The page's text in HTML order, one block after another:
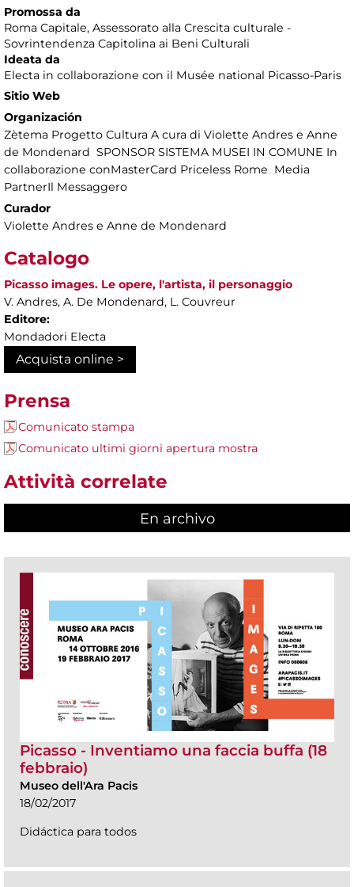
Promossa da
Roma Capitale, Assessorato alla Crescita culturale -
Sovrintendenza Capitolina ai Beni Culturali
Ideata da
Electa in collaborazione con il Musée national Picasso-Paris
Sitio Web
Organización
Zètema Progetto Cultura A cura di Violette Andres e Anne
de Mondenard SPONSOR SISTEMA MUSEI IN COMUNE In
collaborazione conMasterCard Priceless Rome Media
PartnerIl Messaggero
Curador
Violette Andres e Anne de Mondenard
Catalogo
Picasso images. Le opere, l'artista, il personaggio
V. Andres, A. De Mondenard, L. Couvreur
Editore:
Mondadori Electa
Acquista online >
Prensa
Comunicato stampa
Comunicato ultimi giorni apertura mostra
Attività correlate
En archivo
Picasso - Inventiamo una faccia buffa (18
febbraio)
Museo dell'Ara Pacis
18/02/2017
Didáctica para todos